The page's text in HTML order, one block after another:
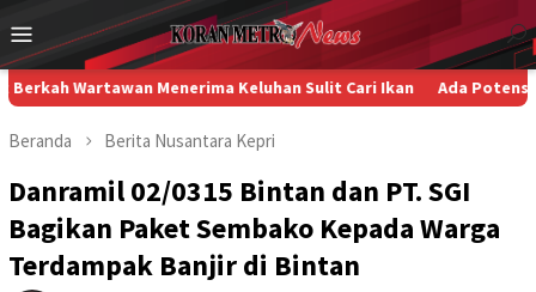
ke
konten
Menu
Mobile
Menerima Keluhan Sulit Cari Ikan Ada Potensi
Beranda Berita Nusantara Kepri
Danramil 02/0315 Bintan dan PT. SGI
Bagikan Paket Sembako Kepada Warga
Terdampak Banjir di Bintan